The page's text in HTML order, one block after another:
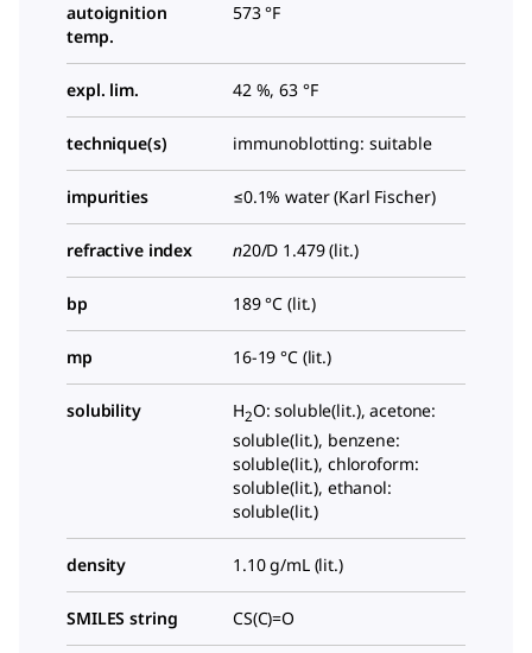
autoignition
temp.
573 °F
expl. lim. 42 %, 63 °F
technique(s) immunoblotting: suitable
impurities ≤0.1% water (Karl Fischer)
refractive index n20/D 1.479 (lit.)
bp 189 °C (lit.)
mp 16-19 °C (lit.)
solubility H2O: soluble(lit.), acetone:
soluble(lit.), benzene:
soluble(lit.), chloroform:
soluble(lit.), ethanol:
soluble(lit.)
density 1.10 g/mL (lit.)
SMILES string CS(C)=O